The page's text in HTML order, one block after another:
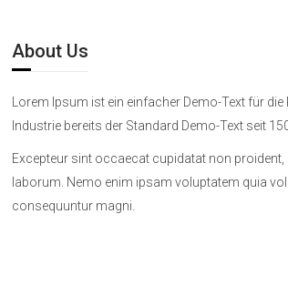
About Us
Lorem Ipsum ist ein einfacher Demo-Text für
Industrie bereits der Standard Demo-Text seit
Excepteur sint occaecat cupidatat non
laborum. Nemo enim ipsam voluptatem quia
consequuntur magni.